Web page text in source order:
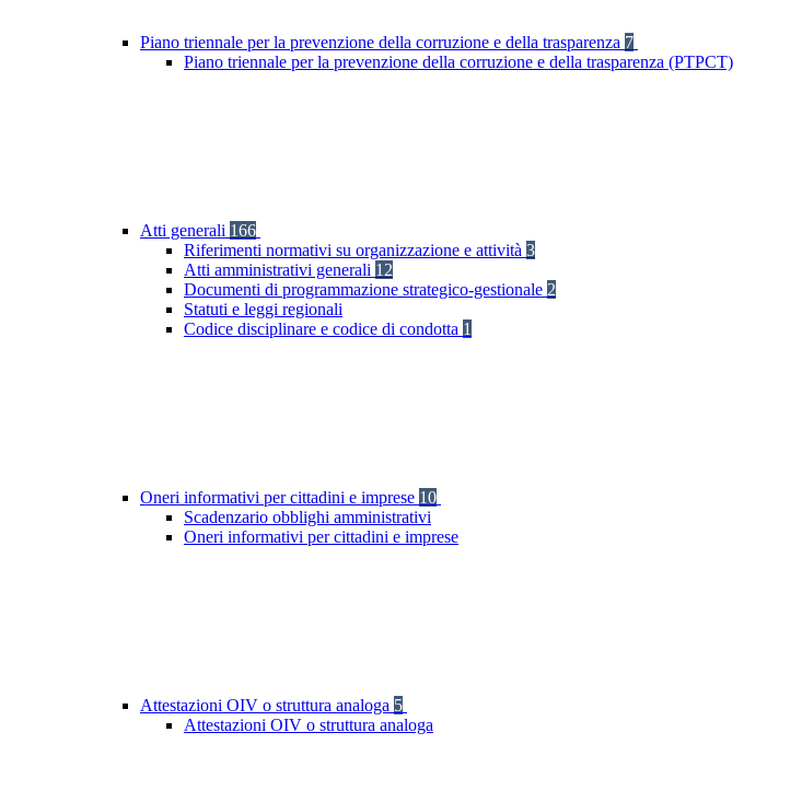
Piano triennale per la prevenzione della corruzione e della trasparenza 7
Piano triennale per la prevenzione della corruzione e della trasparenza (PTPCT)
Atti generali 166
Riferimenti normativi su organizzazione e attività 3
Atti amministrativi generali 12
Documenti di programmazione strategico-gestionale 2
Statuti e leggi regionali
Codice disciplinare e codice di condotta 1
Oneri informativi per cittadini e imprese 10
Scadenzario obblighi amministrativi
Oneri informativi per cittadini e imprese
Attestazioni OIV o struttura analoga 5
Attestazioni OIV o struttura analoga